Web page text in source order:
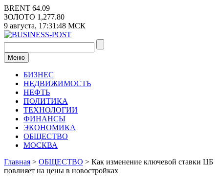
Перейти
к
содержимому
BRENT 64.09
ЗОЛОТО 1,277.80
9 августа, 17:31:48 МСК
Меню
БИЗНЕС
НЕДВИЖИМОСТЬ
НЕФТЬ
ПОЛИТИКА
ТЕХНОЛОГИИ
ФИНАНСЫ
ЭКОНОМИКА
ОБЩЕСТВО
МОСКВА
Главная > ОБЩЕСТВО > Как изменение ключевой ставки ЦБ
повлияет на цены в новостройках